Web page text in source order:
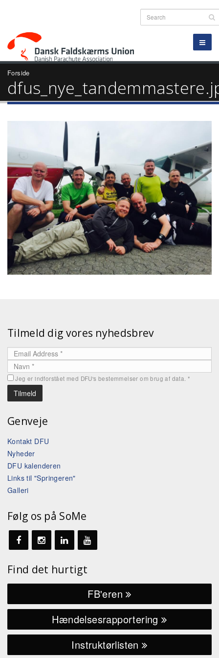
Forside
Tilmeld dig vores nyhedsbrev
Jeg er indforstået med DFU's bestemmelser om brug af data.*
Genveje
Kontakt DFU
Nyheder
DFU kalenderen
Links til "Springeren"
Galleri
Følg os på SoMe
Find det hurtigt
FB'eren
Hændelsesrapportering
Instruktørlisten